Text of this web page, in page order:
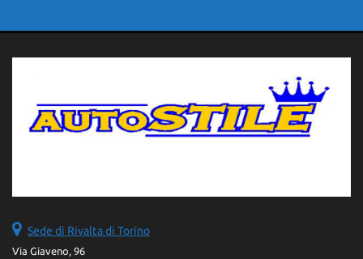
Sede di Rivalta di Torino
Via Giaveno, 96